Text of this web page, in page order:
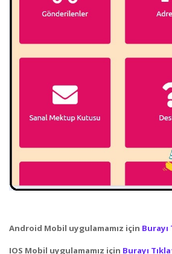
Android Mobil uygulamamız için Burayı
IOS Mobil uygulamamız için Burayı